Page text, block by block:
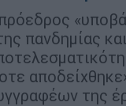
πανδημίας
της